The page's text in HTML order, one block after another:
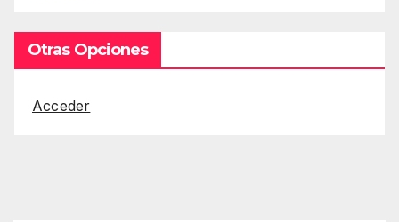
Otras Opciones
Acceder